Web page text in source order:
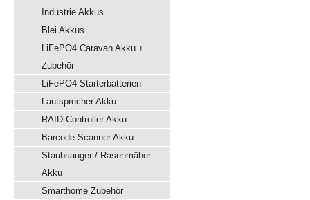
Industrie Akkus
Blei Akkus
LiFePO4 Caravan Akku +
Zubehör
LiFePO4 Starterbatterien
Lautsprecher Akku
RAID Controller Akku
Barcode-Scanner Akku
Staubsauger / Rasenmäher
Akku
Smarthome Zubehör